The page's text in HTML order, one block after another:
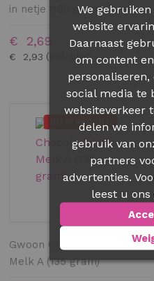
in netje (100 gram)
€ 2,93
€ 2,69
UITVERKOCHT
Gwoon Chocoladeletter
Melk A (135 gram)
We
website
Daarnaast
om content
social media te
websiteverkeer
delen we
gebruik van
partners
advertenties.
leest u ons